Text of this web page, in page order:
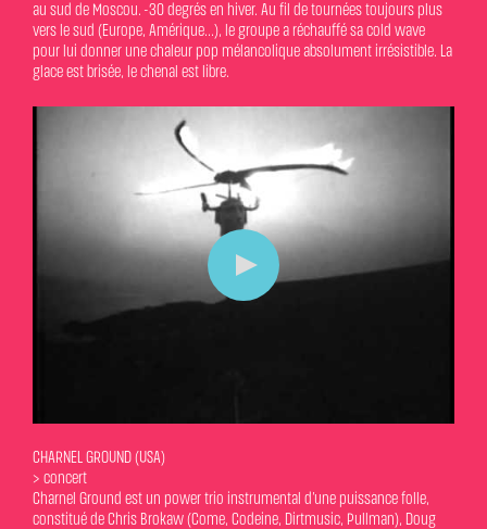
au sud de Moscou. -30 degrés en hiver. Au fil de tournées toujours plus
vers le sud (Europe, Amérique...), le groupe a réchauffé sa cold wave
pour lui donner une chaleur pop mélancolique absolument irrésistible. La
glace est brisée, le chenal est libre.
CHARNEL GROUND (USA)
> concert
Charnel Ground est un power trio instrumental d’une puissance folle,
constitué de Chris Brokaw (Come, Codeine, Dirtmusic, Pullman), Doug